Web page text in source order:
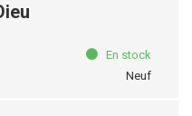
En stock
Neuf